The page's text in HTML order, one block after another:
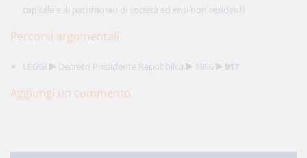
capitale e al patrimonio di società ed enti non residenti
Percorsi argomentali
LEGGI Decreto Presidente Repubblica 1986 917
Aggiungi un commento